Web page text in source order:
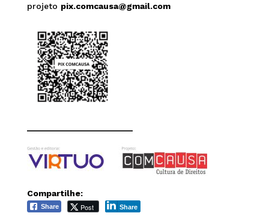
projeto pix.comcausa@gmail.com
Compartilhe:
Share Post Share